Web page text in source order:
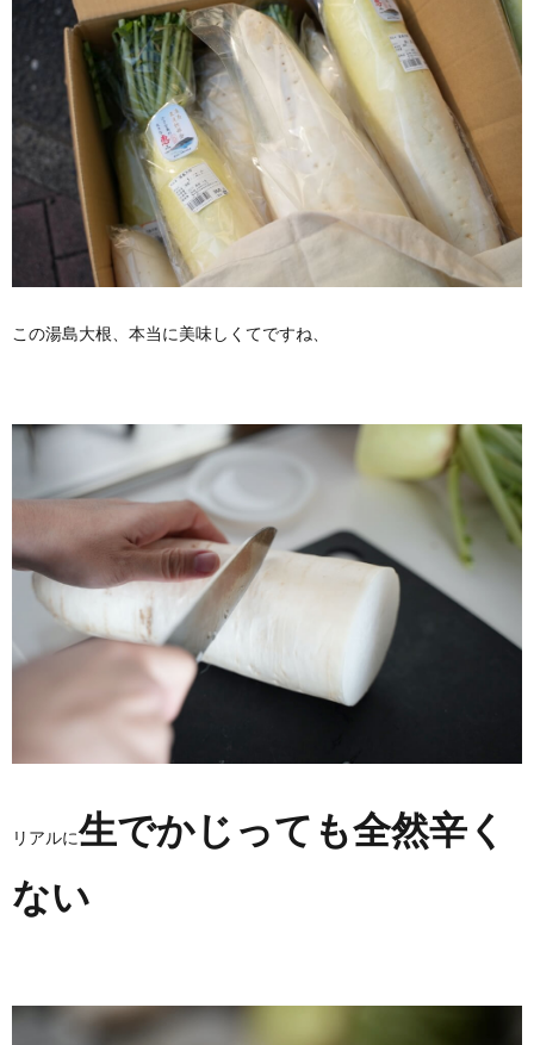
この湯島大根、本当に美味しくてですね、
リアルに生でかじっても全然辛く
ない